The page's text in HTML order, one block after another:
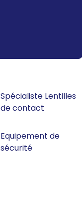
Spécialiste Lentilles
de contact
Equipement de
sécurité